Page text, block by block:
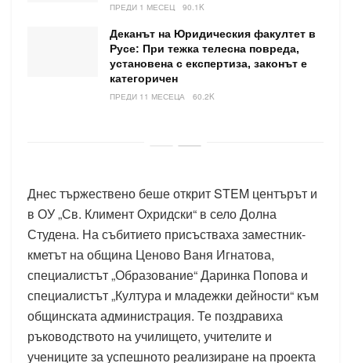
ПРЕДИ 1 МЕСЕЦ 90.1K
Деканът на Юридическия факултет в
Русе: При тежка телесна повреда,
установена с експертиза, законът е
категоричен
ПРЕДИ 11 МЕСЕЦА 60.2K
Днес тържествено беше открит STEM центърът и
в ОУ „Св. Климент Охридски“ в село Долна
Студена. На събитието присъстваха заместник-
кметът на община Ценово Ваня Игнатова,
специалистът „Образование“ Даринка Попова и
специалистът „Култура и младежки дейности“ към
общинската администрация. Те поздравиха
ръководството на училището, учителите и
учениците за успешното реализиране на проекта